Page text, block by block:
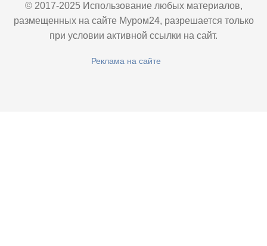
© 2017-2025 Использование любых материалов,
размещенных на сайте Муром24, разрешается только
при условии активной ссылки на сайт.
Реклама на сайте